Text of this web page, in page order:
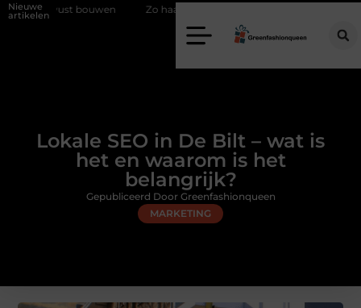
Nieuwe
artikelenbouwen Zo haalt u echt vuur in huis zonder schoorsteen
Lokale SEO in De Bilt – wat is
het en waarom is het
belangrijk?
MARKETING
Gepubliceerd Door Greenfashionqueen